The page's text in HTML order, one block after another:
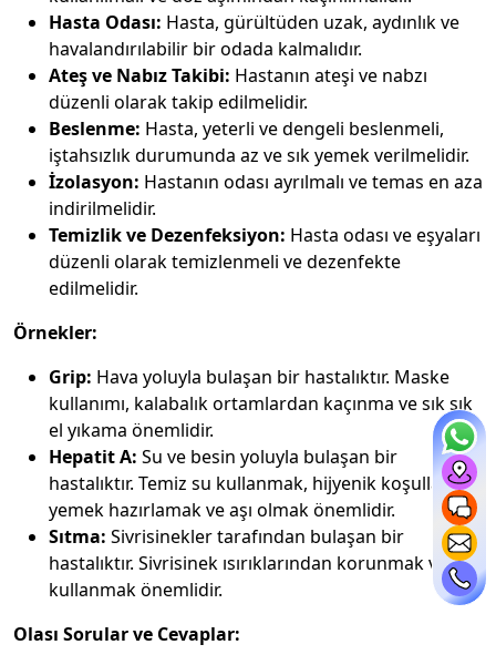
Hasta Odası: Hasta, gürültüden uzak, aydınlık ve
havalandırılabilir bir odada kalmalıdır.
Ateş ve Nabız Takibi: Hastanın ateşi ve nabzı
düzenli olarak takip edilmelidir.
Beslenme: Hasta, yeterli ve dengeli beslenmeli,
iştahsızlık durumunda az ve sık yemek verilmelidir.
İzolasyon: Hastanın odası ayrılmalı ve temas en aza
indirilmelidir.
Temizlik ve Dezenfeksiyon: Hasta odası ve eşyaları
düzenli olarak temizlenmeli ve dezenfekte
edilmelidir.
Örnekler:
Grip: Hava yoluyla bulaşan bir hastalıktır. Maske
kullanımı, kalabalık ortamlardan kaçınma ve sık sık
el yıkama önemlidir.
Hepatit A: Su ve besin yoluyla bulaşan bir
hastalıktır. Temiz su kullanmak, hijyenik koşullarda
yemek hazırlamak ve aşı olmak önemlidir.
Sıtma: Sivrisinekler tarafından bulaşan bir
hastalıktır. Sivrisinek ısırıklarından korunmak ve ilaç
kullanmak önemlidir.
Olası Sorular ve Cevaplar: